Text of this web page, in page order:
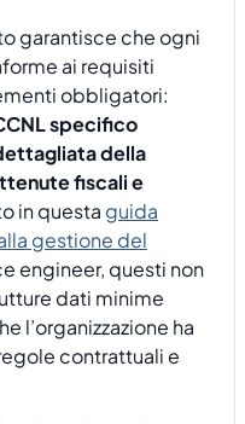
garantisce che ogni
ai requisiti
obbligatori:
specifico
della
fiscali e
in questa guida
gestione del
engineer, questi non
dati minime
l’organizzazione ha
contrattuali e